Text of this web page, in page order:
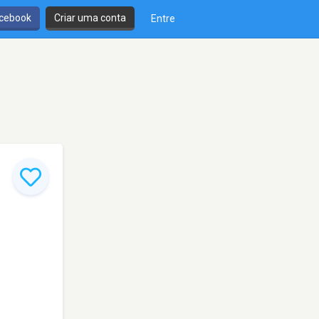
Criar uma conta Entre